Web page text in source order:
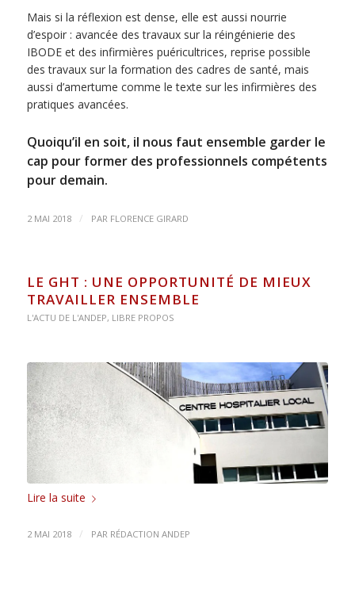
Mais si la réflexion est dense, elle est aussi nourrie
d’espoir : avancée des travaux sur la réingénierie des
IBODE et des infirmières puéricultrices, reprise possible
des travaux sur la formation des cadres de santé, mais
aussi d’amertume comme le texte sur les infirmières des
pratiques avancées.
Quoiqu’il en soit, il nous faut ensemble garder le
cap pour former des professionnels compétents
pour demain.
2 MAI 2018 / PAR FLORENCE GIRARD
LE GHT : UNE OPPORTUNITÉ DE MIEUX
TRAVAILLER ENSEMBLE
L'ACTU DE L'ANDEP, LIBRE PROPOS
Lire la suite
2 MAI 2018 / PAR RÉDACTION ANDEP